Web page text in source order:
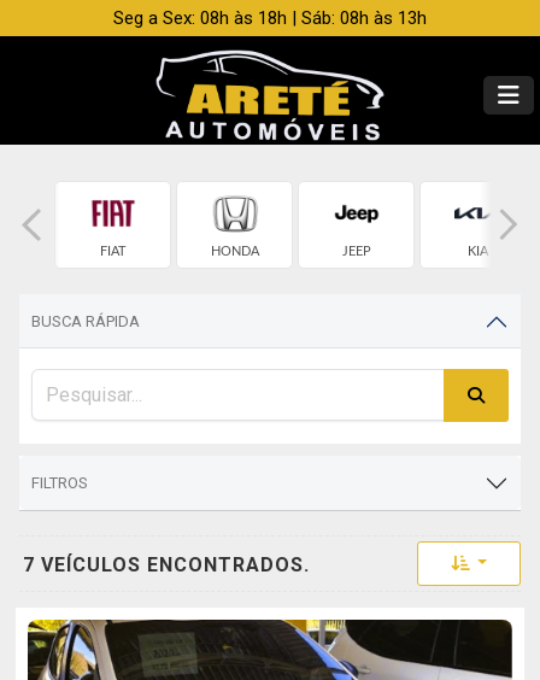
Seg a Sex: 08h às 18h | Sáb: 08h às 13h
FIAT HONDA JEEP KIA
BUSCA RÁPIDA
FILTROS
7 VEÍCULOS ENCONTRADOS. Toggle